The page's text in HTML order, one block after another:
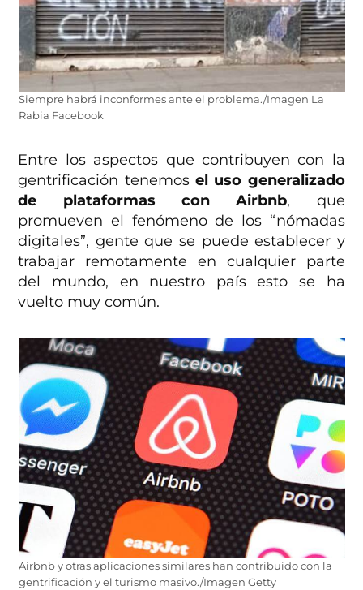
Siempre habrá inconformes ante el problema./Imagen La
Rabia Facebook
Entre los aspectos que contribuyen con la
gentrificación tenemos el uso generalizado
de plataformas con Airbnb, que
promueven el fenómeno de los “nómadas
digitales”, gente que se puede establecer y
trabajar remotamente en cualquier parte
del mundo, en nuestro país esto se ha
vuelto muy común.
Airbnb y otras aplicaciones similares han contribuido con la
gentrificación y el turismo masivo./Imagen Getty